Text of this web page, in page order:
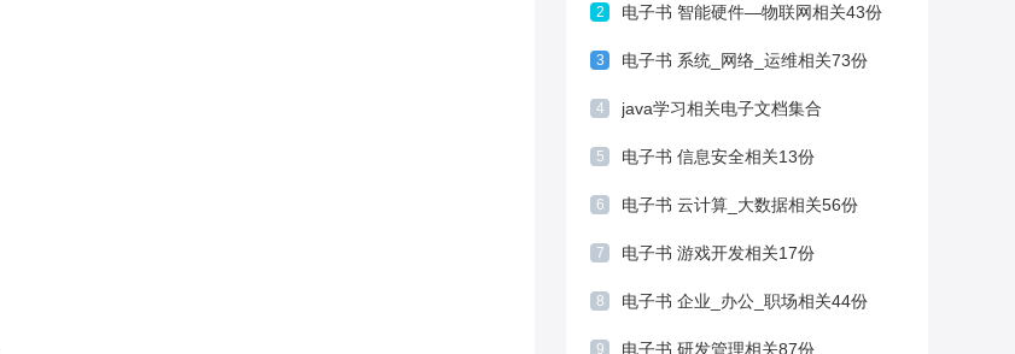
2 电子书 智能硬件—物联网相关43份
3 电子书 系统_网络_运维相关73份
4 java学习相关电子文档集合
5 电子书 信息安全相关13份
6 电子书 云计算_大数据相关56份
7 电子书 游戏开发相关17份
8 电子书 企业_办公_职场相关44份
9 电子书 研发管理相关87份